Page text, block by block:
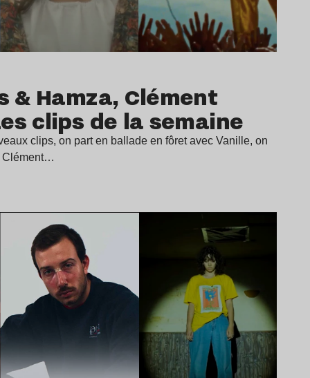
& Hamza, Clément
clips de la semaine
clips, on part en ballade en fôret avec Vanille, on
Clément…